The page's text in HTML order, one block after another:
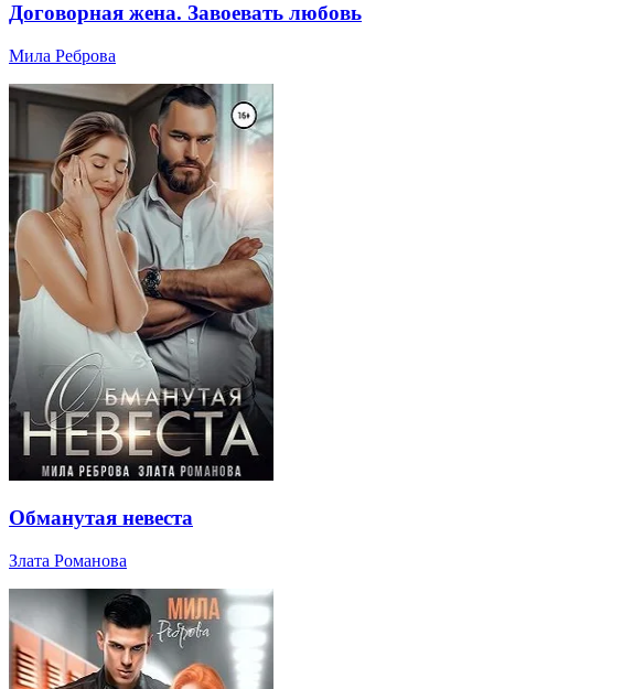
Договорная жена. Завоевать любовь
Мила Реброва
Обманутая невеста
Злата Романова